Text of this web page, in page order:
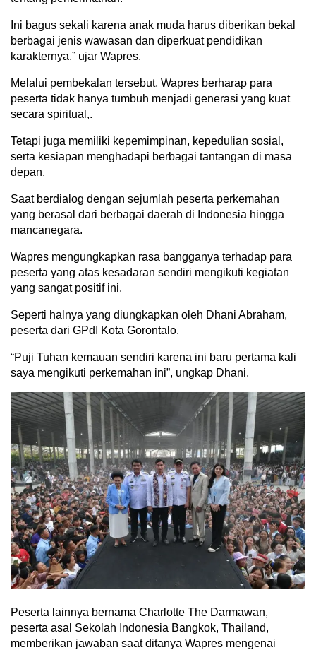
Ini bagus sekali karena anak muda harus diberikan bekal
berbagai jenis wawasan dan diperkuat pendidikan
karakternya,” ujar Wapres.
Melalui pembekalan tersebut, Wapres berharap para
peserta tidak hanya tumbuh menjadi generasi yang kuat
secara spiritual,.
Tetapi juga memiliki kepemimpinan, kepedulian sosial,
serta kesiapan menghadapi berbagai tantangan di masa
depan.
Saat berdialog dengan sejumlah peserta perkemahan
yang berasal dari berbagai daerah di Indonesia hingga
mancanegara.
Wapres mengungkapkan rasa bangganya terhadap para
peserta yang atas kesadaran sendiri mengikuti kegiatan
yang sangat positif ini.
Seperti halnya yang diungkapkan oleh Dhani Abraham,
peserta dari GPdI Kota Gorontalo.
“Puji Tuhan kemauan sendiri karena ini baru pertama kali
saya mengikuti perkemahan ini”, ungkap Dhani.
Peserta lainnya bernama Charlotte The Darmawan,
peserta asal Sekolah Indonesia Bangkok, Thailand,
memberikan jawaban saat ditanya Wapres mengenai